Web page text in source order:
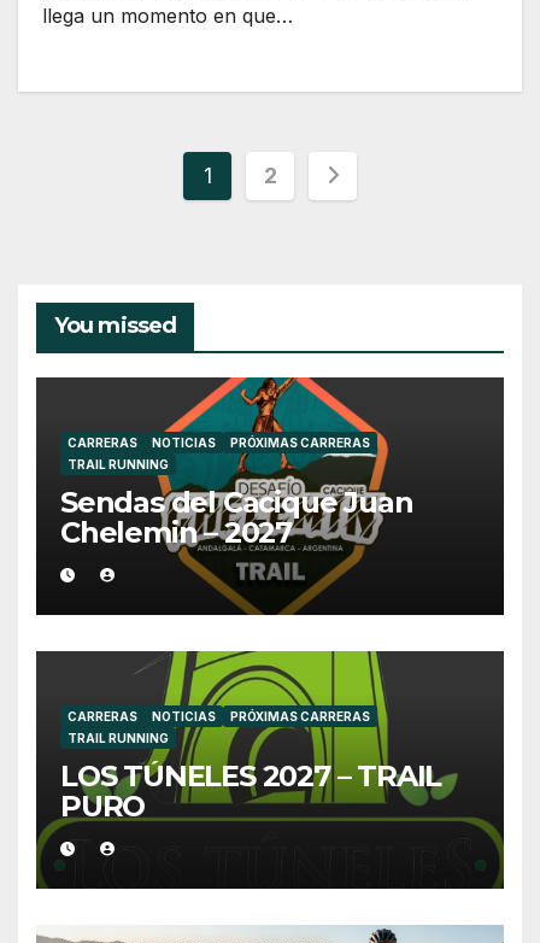
llega un momento en que…
Paginación
1 2
You missed
CARRERAS NOTICIAS
PRÓXIMAS CARRERAS
TRAIL RUNNING
Sendas del Cacique Juan
Chelemin – 2027
CARRERAS NOTICIAS
PRÓXIMAS CARRERAS
TRAIL RUNNING
LOS TÚNELES 2027 – TRAIL
PURO